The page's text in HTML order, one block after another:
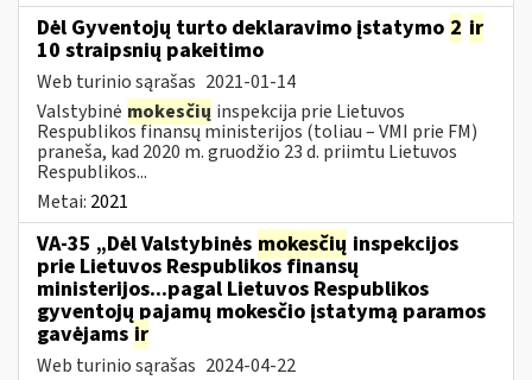
Dėl Gyventojų turto deklaravimo įstatymo 2 ir
10 straipsnių pakeitimo
Web turinio sąrašas 2021-01-14
Valstybinė mokesčių inspekcija prie Lietuvos
Respublikos finansų ministerijos (toliau – VMI prie FM)
praneša, kad 2020 m. gruodžio 23 d. priimtu Lietuvos
Respublikos...
Metai: 2021
VA-35 „Dėl Valstybinės mokesčių inspekcijos
prie Lietuvos Respublikos finansų
ministerijos...pagal Lietuvos Respublikos
gyventojų pajamų mokesčio įstatymą paramos
gavėjams ir
Web turinio sąrašas 2024-04-22